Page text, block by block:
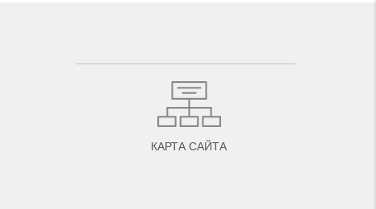
КАРТА САЙТА